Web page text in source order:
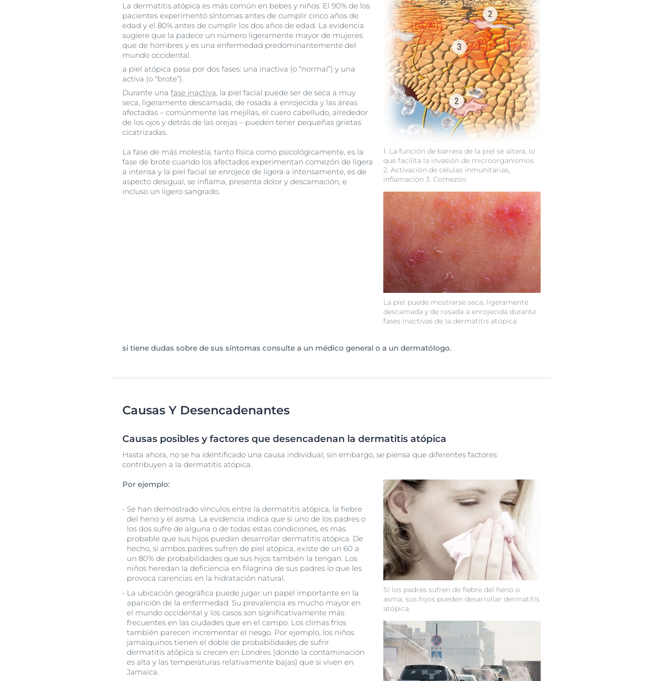
1. La función de barrera de la piel se altera, lo
que facilita la invasión de microorganismos
2. Activación de células inmunitarias,
inflamación 3. Comezón
La piel puede mostrarse seca, ligeramente
descamada y de rosada a enrojecida durante
fases inactivas de la dermatitis atópica.
La dermatitis atópica es más común en bebes y niños. El 90% de los
pacientes experimentó síntomas antes de cumplir cinco años de
edad y el 80% antes de cumplir los dos años de edad. La evidencia
sugiere que la padece un número ligeramente mayor de mujeres
que de hombres y es una enfermedad predominantemente del
mundo occidental.
a piel atópica pasa por dos fases: una inactiva (o “normal”) y una
activa (o “brote”).
Durante una fase inactiva , la piel facial puede ser de seca a muy
seca, ligeramente descamada, de rosada a enrojecida y las áreas
afectadas – comúnmente las mejillas, el cuero cabelludo, alrededor
de los ojos y detrás de las orejas – pueden tener pequeñas grietas
cicatrizadas.
La fase de más molestia, tanto física como psicológicamente, es la
fase de brote cuando los afectados experimentan comezón de ligera
a intensa y la piel facial se enrojece de ligera a intensamente, es de
aspecto desigual, se inflama, presenta dolor y descamación, e
incluso un ligero sangrado.
si tiene dudas sobre de sus síntomas consulte a un médico general o a un dermatólogo.
Causas Y Desencadenantes
Causas posibles y factores que desencadenan la dermatitis atópica
Hasta ahora, no se ha identificado una causa individual; sin embargo, se piensa que diferentes factores
contribuyen a la dermatitis atópica.
Si los padres sufren de fiebre del heno o
asma, sus hijos pueden desarrollar dermatitis
atópica.
Por ejemplo:
Se han demostrado vínculos entre la dermatitis atópica, la fiebre
del heno y el asma. La evidencia indica que si uno de los padres o
los dos sufre de alguna o de todas estas condiciones, es más
probable que sus hijos puedan desarrollar dermatitis atópica. De
hecho, si ambos padres sufren de piel atópica, existe de un 60 a
un 80% de probabilidades que sus hijos también la tengan. Los
niños heredan la deficiencia en filagrina de sus padres lo que les
provoca carencias en la hidratación natural.
La ubicación geográfica puede jugar un papel importante en la
aparición de la enfermedad. Su prevalencia es mucho mayor en
el mundo occidental y los casos son significativamente más
frecuentes en las ciudades que en el campo. Los climas fríos
también parecen incrementar el riesgo. Por ejemplo, los niños
jamaiquinos tienen el doble de probabilidades de sufrir
dermatitis atópica si crecen en Londres (donde la contaminación
es alta y las temperaturas relativamente bajas) que si viven en
Jamaica.